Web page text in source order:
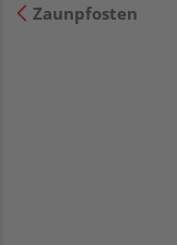
Zaunpfosten